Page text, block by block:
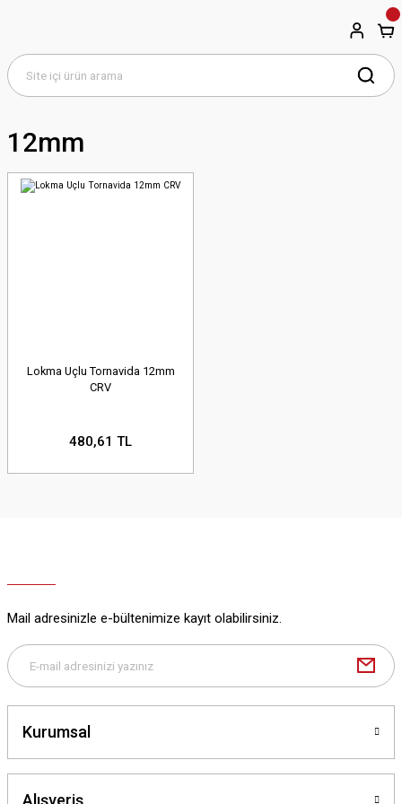
12mm
Lokma Uçlu Tornavida 12mm
CRV
480,61 TL
Mail adresinizle e-bültenimize kayıt olabilirsiniz.
Kurumsal